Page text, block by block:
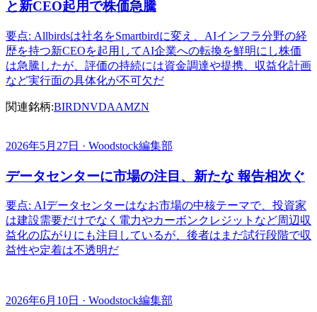
と新CEO起用で株価急騰
要点: Allbirdsは社名をSmartbirdに変え、AIインフラ分野の経
歴を持つ新CEOを起用してAI企業への転換を鮮明にし株価
は急騰したが、評価の持続には資金調達や提携、収益化計画
など実行面の具体化が不可欠だ
関連銘柄:BIRDNVDAAMZN
2026年5月27日 · Woodstock編集部
データセンターに市場の注目、新たな 報告相次ぐ
要点: AIデータセンターはなお市場の中核テーマで、投資家
は建設需要だけでなく電力やカーボンクレジットなど周辺収
益化の広がりにも注目しているが、後者はまだ試行段階で収
益性や定着は不透明だ
2026年6月10日 · Woodstock編集部